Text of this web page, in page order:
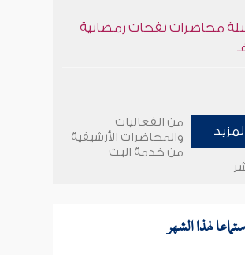
محاضرات نفحات رمضانية
من الفعاليات
والمحاضرات الأرشيفية
من خدمة البث
لهذا الشهر